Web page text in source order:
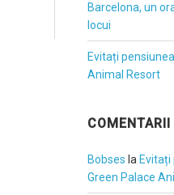
Barcelona, un
locui
Evitați
Animal Resort
Bobses la Evitați
Green Palace